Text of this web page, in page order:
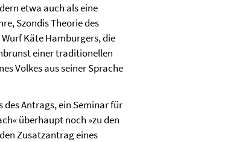
etwa auch als eine
Szondis Theorie des
Käte Hamburgers, die
einer traditionellen
Volkes aus seiner Sprache
Antrags, ein Seminar für
überhaupt noch »zu den
Zusatzantrag eines